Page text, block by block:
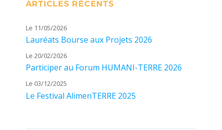
ARTICLES RÉCENTS
Le 11/05/2026
Lauréats Bourse aux Projets 2026
Le 20/02/2026
Participer au Forum HUMANI-TERRE 2026
Le 03/12/2025
Le Festival AlimenTERRE 2025